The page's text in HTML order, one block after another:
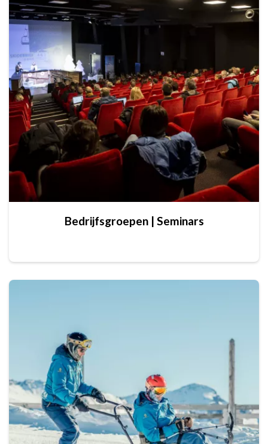
Bedrijfsgroepen | Seminars